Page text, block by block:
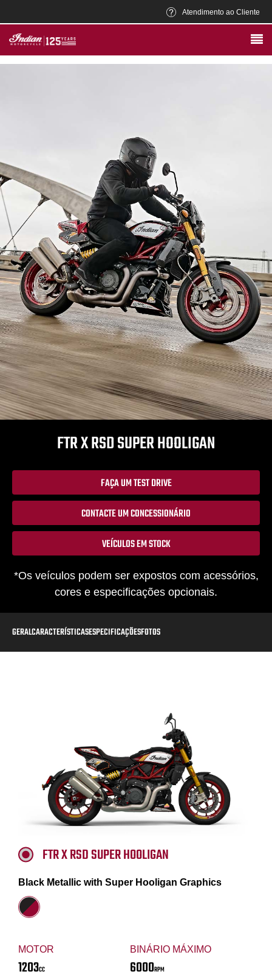
Atendimento ao Cliente
FTR X RSD SUPER HOOLIGAN
FAÇA UM TEST DRIVE
CONTACTE UM CONCESSIONÁRIO
VEÍCULOS EM STOCK
*Os veículos podem ser expostos com acessórios,
cores e especificações opcionais.
GERALCARACTERÍSTICASESPECIFICAÇÕESFOTOS
MOTOR
1203CC
BINÁRIO MÁXIMO
6000RPM
FTR X RSD SUPER HOOLIGAN
Black Metallic with Super Hooligan Graphics